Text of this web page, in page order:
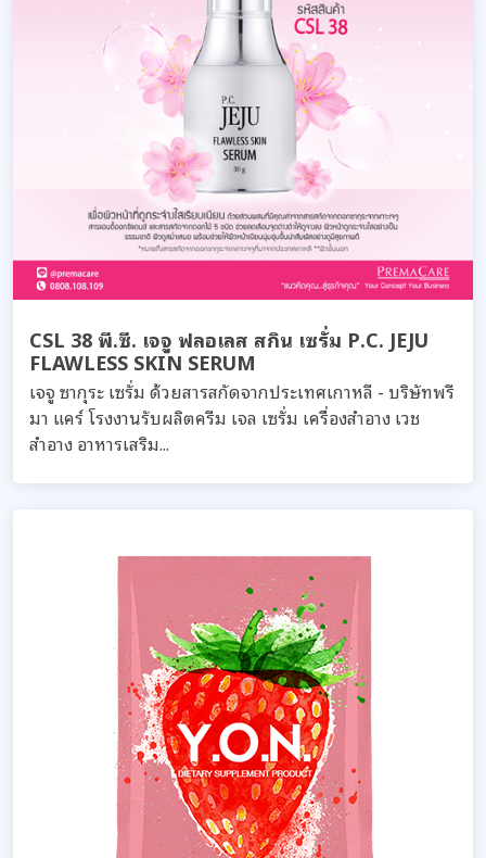
CSL 38 พี.ซี. เจจู ฟลอเลส สกิน เซรั่ม P.C. JEJU
FLAWLESS SKIN SERUM
เจจู ซากุระ เซรั่ม ด้วยสารสกัดจากประเทศเกาหลี - บริษัทพรี
มา แคร์ โรงงานรับผลิตครีม เจล เซรั่ม เครื่องสำอาง เวช
สำอาง อาหารเสริม...